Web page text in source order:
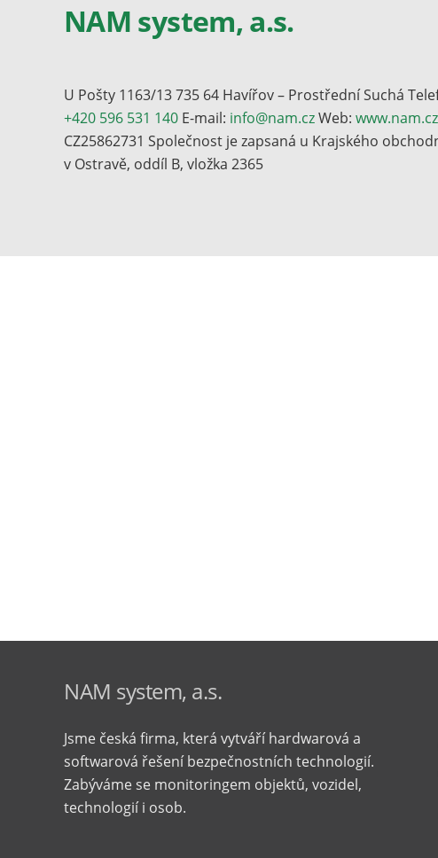
NAM system, a.s.
U Pošty 1163/13 735 64 Havířov – Prostřední Suchá
+420 596 531 140 E-mail: info@nam.czWeb: www.nam.cz
CZ25862731 Společnost je zapsaná u Krajského
v Ostravě, oddíl B, vložka 2365
NAM system, a.s.
Jsme česká firma, která vytváří hardwarová a
softwarová řešení bezpečnostních technologií.
Zabýváme se monitoringem objektů, vozidel,
technologií i osob.